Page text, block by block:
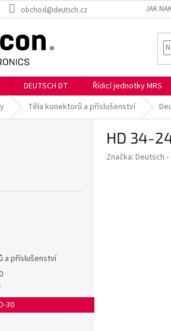
obchod@deutsch.cz JAK
DEUTSCH DT Řídicí jednotky MRS
Těla konektorů a příslušenství
a příslušenství
30
HD 34-
Značka: Deutsch